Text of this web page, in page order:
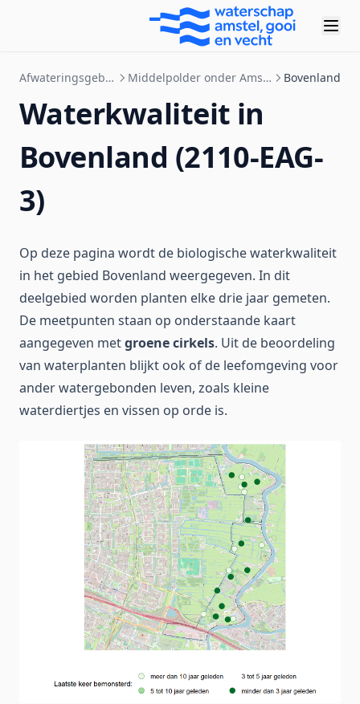
Afwateringsgebieden Middelpolder onder Amstelveen Bovenland
Waterkwaliteit in
Bovenland (2110-EAG-
3)
Op deze pagina wordt de biologische waterkwaliteit
in het gebied Bovenland weergegeven. In dit
deelgebied worden planten elke drie jaar gemeten.
De meetpunten staan op onderstaande kaart
aangegeven metgroene cirkels. Uit de beoordeling
van waterplanten blijkt ook of de leefomgeving voor
ander watergebonden leven, zoals kleine
waterdiertjes en vissen op orde is.